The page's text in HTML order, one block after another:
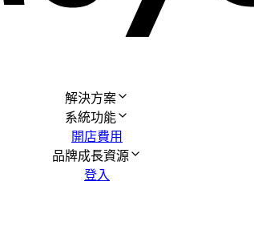
解決方案
系統功能
開店費用
品牌成長資源
登入